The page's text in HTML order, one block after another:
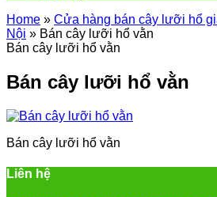
Home » Cửa hàng bán cây lưỡi hổ
Nội » Bán cây lưỡi hổ vằn
Bán cây lưỡi hổ vằn
Bán cây lưỡi hổ vằn
Bán cây lưỡi hổ vằn
Liên hệ